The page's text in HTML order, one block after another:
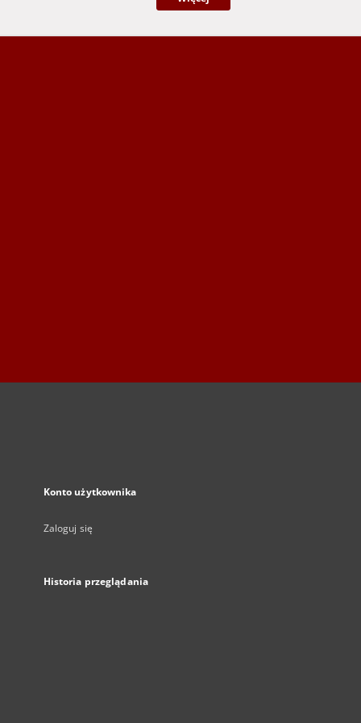
Konto użytkownika
Zaloguj się
Historia przeglądania